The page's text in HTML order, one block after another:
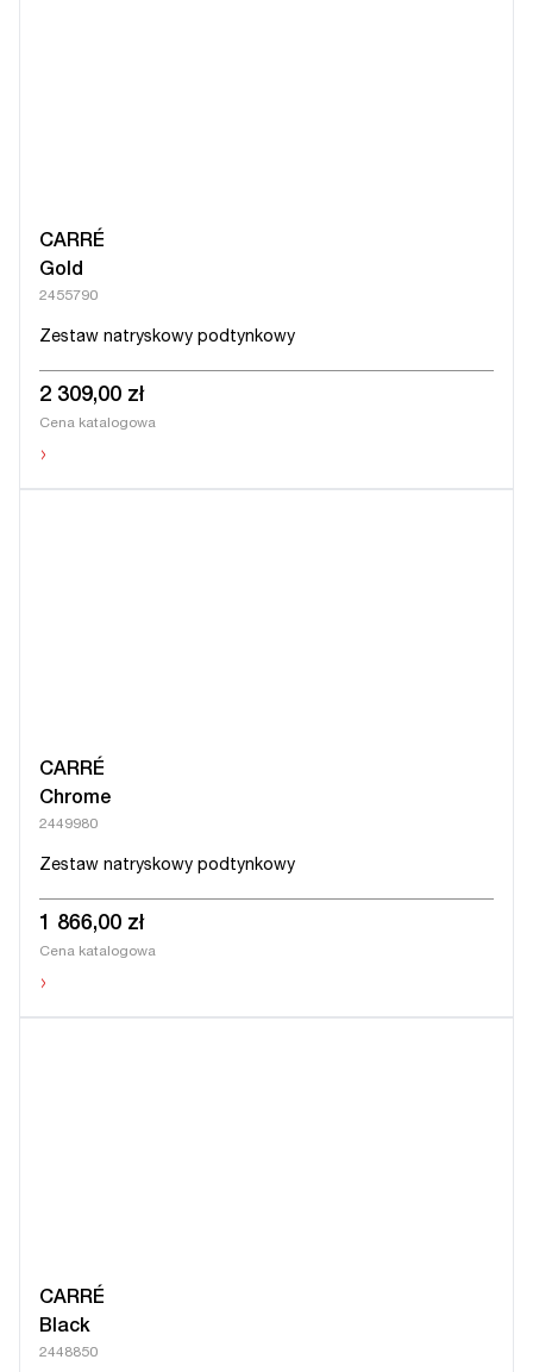
CARRÉ
Gold
2455790
Zestaw natryskowy podtynkowy
2 309,00 zł
Cena katalogowa
›
CARRÉ
Chrome
2449980
Zestaw natryskowy podtynkowy
1 866,00 zł
Cena katalogowa
›
CARRÉ
Black
2448850